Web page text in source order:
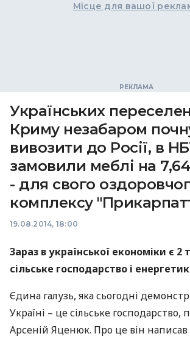
Місце для вашої
Українських
Криму незабаром
вивозити до Росії, в
замовили меблі на
- для свого
комплексу
19.08.2014, 18:00
Зараз в української економіки є 2
сільське господарство і
Єдина галузь, яка сьогодні
Україні – це сільське
Арсеній Яценюк. Про це він написав